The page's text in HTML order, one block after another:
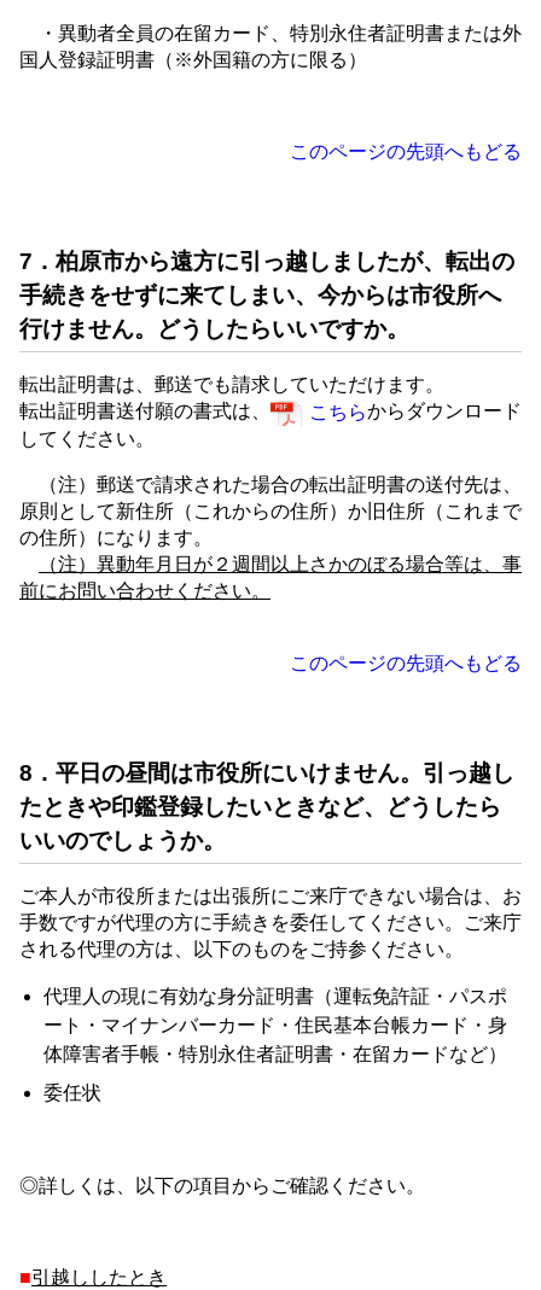
・異動者全員の在留カード、特別永住者証明書または外
国人登録証明書（※外国籍の方に限る）
このページの先頭へもどる
7．柏原市から遠方に引っ越しましたが、転出の
手続きをせずに来てしまい、今からは市役所へ
行けません。どうしたらいいですか。
転出証明書は、郵送でも請求していただけます。
転出証明書送付願の書式は、
こちらからダウンロード
してください。
（注）郵送で請求された場合の転出証明書の送付先は、
原則として新住所（これからの住所）か旧住所（これまで
の住所）になります。
（注）異動年月日が２週間以上さかのぼる場合等は、事
前にお問い合わせください。
このページの先頭へもどる
8．平日の昼間は市役所にいけません。引っ越し
たときや印鑑登録したいときなど、どうしたら
いいのでしょうか。
ご本人が市役所または出張所にご来庁できない場合は、お
手数ですが代理の方に手続きを委任してください。ご来庁
される代理の方は、以下のものをご持参ください。
代理人の現に有効な身分証明書（運転免許証・パスポ
ート・マイナンバーカード・住民基本台帳カード・身
体障害者手帳・特別永住者証明書・在留カードなど）
委任状
◎詳しくは、以下の項目からご確認ください。
■引越ししたとき